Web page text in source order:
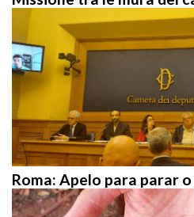
Roma: Apelo para parar